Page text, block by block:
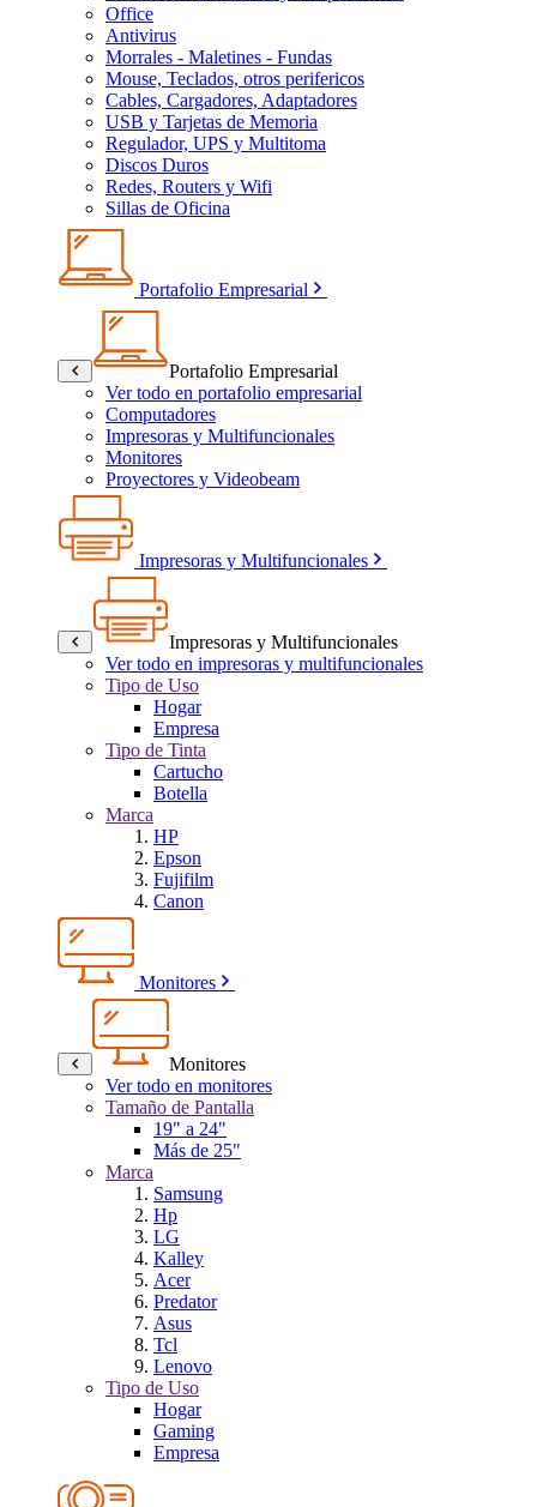
Office
Antivirus
Morrales - Maletines - Fundas
Mouse, Teclados, otros perifericos
Cables, Cargadores, Adaptadores
USB y Tarjetas de Memoria
Regulador, UPS y Multitoma
Discos Duros
Redes, Routers y Wifi
Sillas de Oficina
Portafolio Empresarial
Portafolio Empresarial
Ver todo en portafolio empresarial
Computadores
Impresoras y Multifuncionales
Monitores
Proyectores y Videobeam
Impresoras y Multifuncionales
Impresoras y Multifuncionales
Ver todo en impresoras y multifuncionales
Tipo de Uso
Hogar
Empresa
Tipo de Tinta
Cartucho
Botella
Marca
HP
Epson
Fujifilm
Canon
Monitores
Monitores
Ver todo en monitores
Tamaño de Pantalla
19" a 24"
Más de 25"
Marca
Samsung
Hp
LG
Kalley
Acer
Predator
Asus
Tcl
Lenovo
Tipo de Uso
Hogar
Gaming
Empresa